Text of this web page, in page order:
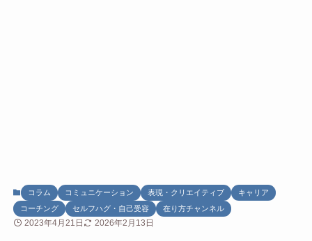
コラム コミュニケーション 表現・クリエイティブ
キャリア
コーチング
セルフハグ・自己受容 在り方チャンネル
2023年4月21日 2026年2月13日